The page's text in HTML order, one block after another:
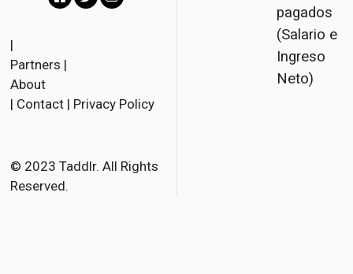
c
o
k
r
l
|
Partners |
About
| Contact | Privacy Policy
© 2023 Taddlr. All Rights
Reserved.
pagados
(Salario e
Ingreso
Neto)